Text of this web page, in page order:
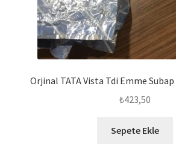
Orjinal TATA Vista Tdi Emme
₺423,50
Sepete Ekle